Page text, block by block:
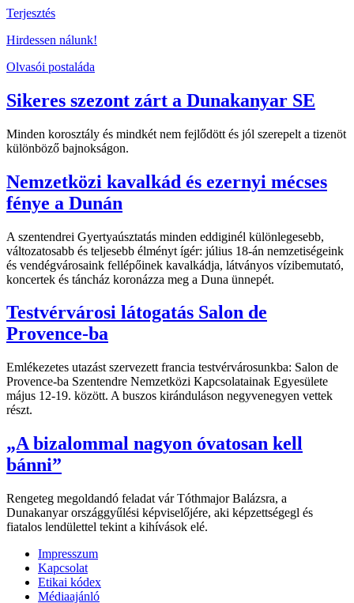
Terjesztés
Hirdessen nálunk!
Olvasói postaláda
Sikeres szezont zárt a Dunakanyar SE
Minden korosztály és mindkét nem fejlődött és jól szerepelt a tizenöt
különböző bajnokságon.
Nemzetközi kavalkád és ezernyi mécses
fénye a Dunán
A szentendrei Gyertyaúsztatás minden eddiginél különlegesebb,
változatosabb és teljesebb élményt ígér: július 18-án nemzetiségeink
és vendégvárosaink fellépőinek kavalkádja, látványos vízibemutató,
koncertek és táncház koronázza meg a Duna ünnepét.
Testvérvárosi látogatás Salon de
Provence-ba
Emlékezetes utazást szervezett francia testvérvárosunkba: Salon de
Provence-ba Szentendre Nemzetközi Kapcsolatainak Egyesülete
május 12-19. között. A buszos kiránduláson negyvenegyen vettek
részt.
„A bizalommal nagyon óvatosan kell
bánni”
Rengeteg megoldandó feladat vár Tóthmajor Balázsra, a
Dunakanyar országgyűlési képviselőjére, aki képzettségegl és
fiatalos lendülettel tekint a kihívások elé.
Impresszum
Kapcsolat
Etikai kódex
Médiaajánló